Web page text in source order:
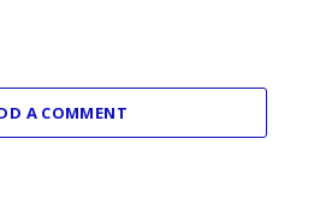
A COMMENT